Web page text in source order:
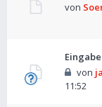
von
von
11:52